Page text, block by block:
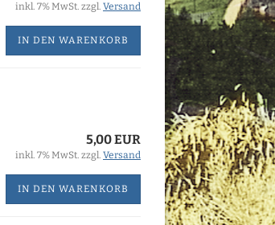
inkl. 7% MwSt. zzgl. Versand
IN DEN WARENKORB
5,00 EUR
inkl. 7% MwSt. zzgl. Versand
IN DEN WARENKORB